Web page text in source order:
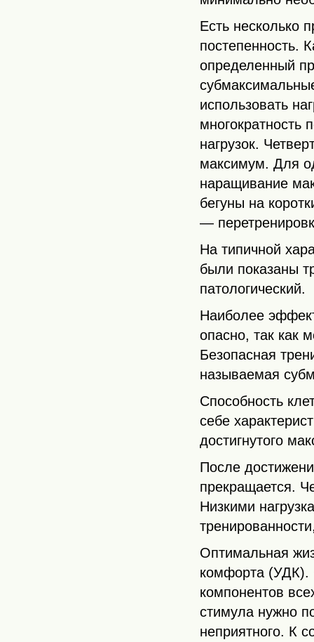
Есть несколько
постепенность.
определенный
использовать
многократность
нагрузок.
максимум. Для
наращивание
бегуны на
—
На типичной
были показаны
патологический.
Наиболее
опасно, так как
Безопасная
называемая
Способность
себе
достигнутого
После
прекращается.
Низкими
Оптимальная
комфорта (УДК).
компонентов
стимула нужно
неприятного. К